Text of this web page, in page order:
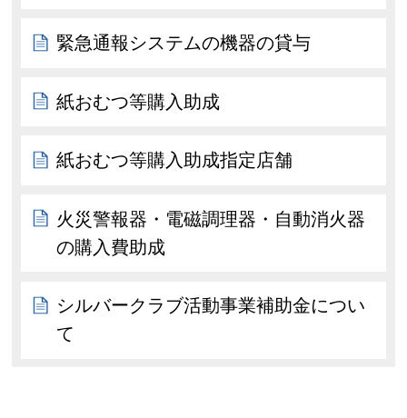
緊急通報システムの機器の貸与
紙おむつ等購入助成
紙おむつ等購入助成指定店舗
火災警報器・電磁調理器・自動消火器
の購入費助成
シルバークラブ活動事業補助金につい
て